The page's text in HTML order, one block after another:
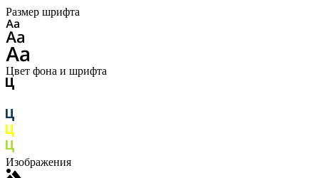
Размер шрифта
Цвет фона и шрифта
Изображения